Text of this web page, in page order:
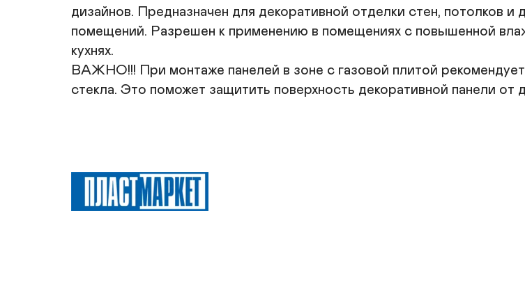
дизайнов. Предназначен для декоративной отделки стен, потолков и
помещений. Разрешен к применению в помещениях с повышенной
кухнях.
ВАЖНО!!! При монтаже панелей в зоне с газовой плитой
стекла. Это поможет защитить поверхность декоративной панели